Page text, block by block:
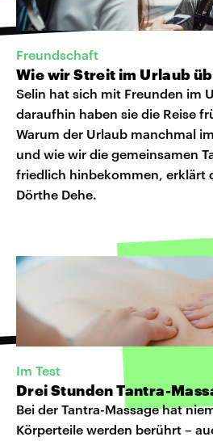
Freundschaft
Wie wir Streit im Urlaub
Selin hat sich mit Freunden im
daraufhin haben sie die Reise
Warum der Urlaub manchmal
und wie wir die gemeinsamen
friedlich hinbekommen, erklärt
Dörthe Dehe.
Im Test
Drei Stunden Tantra-
Bei der Tantra-Massage hat
Körperteile werden berührt –